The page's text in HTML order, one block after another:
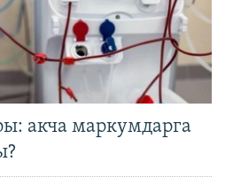
акча маркумдарга